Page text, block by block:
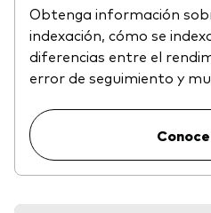
Obtenga información
indexación, cómo se
diferencias entre el
error de seguimiento y